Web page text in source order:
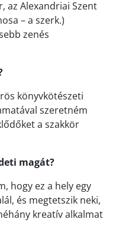
az Alexandriai Szent
– a szerk.)
zenés
könyvkötészeti
szeretném
a szakkör
magát?
hogy ez a hely egy
és megtetszik neki,
kreatív alkalmat